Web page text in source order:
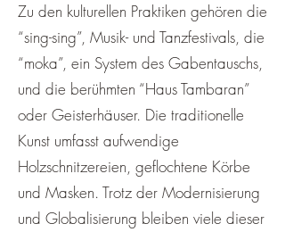
Zu den kulturellen Praktiken gehören die
“sing-sing”, Musik- und Tanzfestivals, die
“moka”, ein System des Gabentauschs,
und die berühmten “Haus Tambaran”
oder Geisterhäuser. Die traditionelle
Kunst umfasst aufwendige
Holzschnitzereien, geflochtene Körbe
und Masken. Trotz der Modernisierung
und Globalisierung bleiben viele dieser